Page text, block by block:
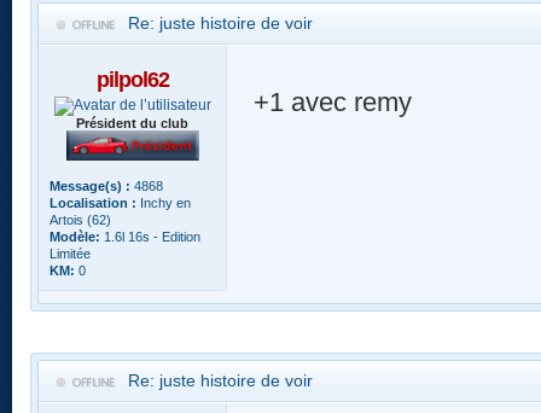
Re: juste histoire de voir
pilpol62
Président du club
Message(s) : 4868
Localisation : Inchy en
Artois (62)
Modèle: 1.6l 16s - Edition
Limitée
KM: 0
+1 avec remy
Re: juste histoire de voir